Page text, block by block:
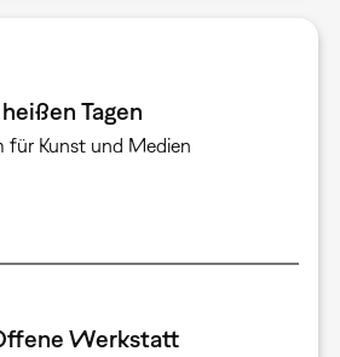
Tagen
für Kunst und Medien
Werkstatt